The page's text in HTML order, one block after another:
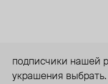
подписчики нашей
украшения выбрать.